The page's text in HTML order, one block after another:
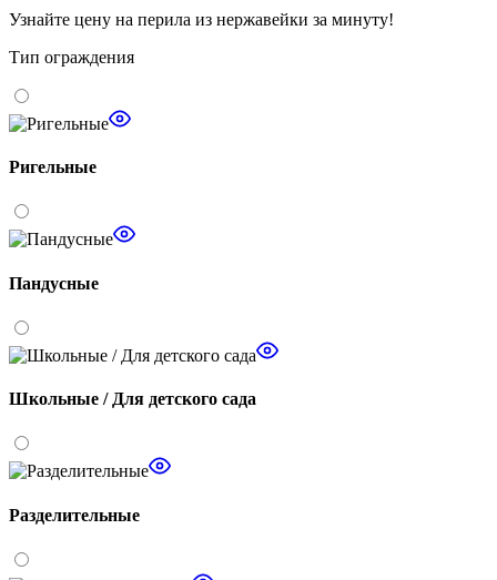
Узнайте цену на перила из нержавейки за минуту!
Тип ограждения
Ригельные
Пандусные
Школьные / Для детского сада
Разделительные